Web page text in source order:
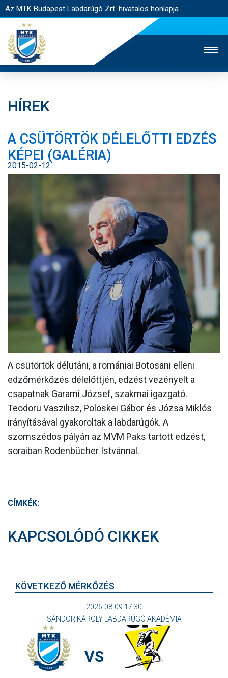
Az MTK Budapest Labdarúgó Zrt. hivatalos honlapja
JEGYÉRTÉKESÍTÉS
WEBSHOP
STADION
EGYESÜLET
HÍREK
CSAPATOK
MÉRKŐZÉSEK
KLUB
GALÉRIA
SZURKOLÓI ÉLMÉNYEK
AKKREDITÁCIÓ
HÍREK
A CSÜTÖRTÖK DÉLELŐTTI EDZÉS
KÉPEI (GALÉRIA)
2015-02-12
A csütörtök délutáni, a romániai Botosani elleni
edzőmérkőzés délelőttjén, edzést vezényelt a
csapatnak Garami József, szakmai igazgató.
Teodoru Vaszilisz, Pölöskei Gábor és Józsa Miklós
irányításával gyakoroltak a labdarúgók. A
szomszédos pályán az MVM Paks tartott edzést,
soraiban Rodenbücher Istvánnal.
CÍMKÉK:
KAPCSOLÓDÓ CIKKEK
KÖVETKEZŐ MÉRKŐZÉS
2026-08-09 17:30
SÁNDOR KÁROLY LABDARÚGÓ AKADÉMIA
VS